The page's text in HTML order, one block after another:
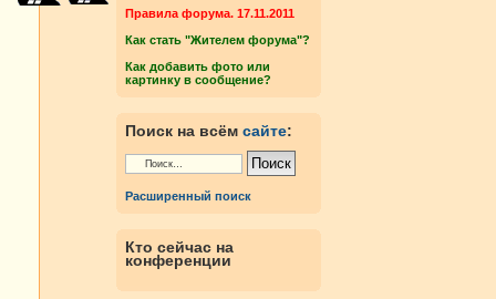
Правила форума. 17.11.2011
Как стать "Жителем форума"?
Как добавить фото или
картинку в сообщение?
Поиск на всём сайте:
Расширенный поиск
Кто сейчас на
конференции